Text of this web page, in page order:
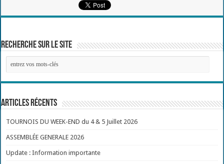
Recherche sur le site
Articles récents
TOURNOIS DU WEEK-END du 4 & 5 Juillet 2026
ASSEMBLÉE GENERALE 2026
Update : Information importante